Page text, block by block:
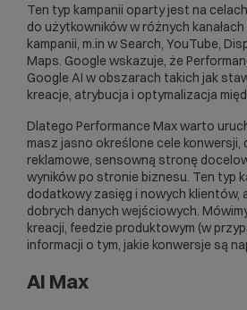
Ten typ kampanii oparty jest na
do użytkowników w różnych
kampanii, m.in w Search, YouTube,
Maps. Google wskazuje, że
Google AI w obszarach takich jak
kreacje, atrybucja i optymalizacja
Dlatego Performance Max warto
masz jasno określone cele konwersji,
reklamowe, sensowną stronę
wyników po stronie biznesu. Ten typ
dodatkowy zasięg i nowych klientów,
dobrych danych wejściowych.
kreacji, feedzie produktowym (w
informacji o tym, jakie konwersje są
AI Max